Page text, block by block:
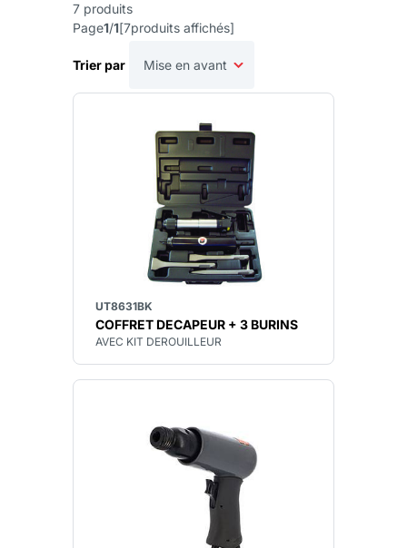
7 produits
Page1/1[7produits affichés]
Trier par
UT8631BK
COFFRET DECAPEUR + 3 BURINS
AVEC KIT DEROUILLEUR